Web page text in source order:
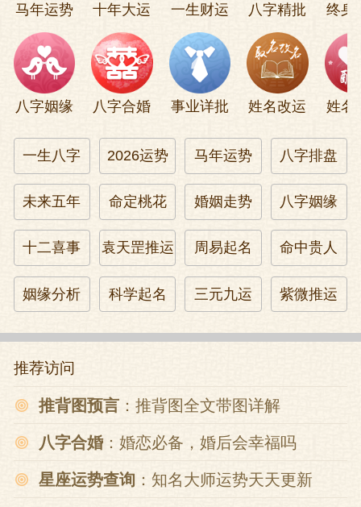
马年运势 十年大运 一生财运 八字精批 终身
八字姻缘 八字合婚 事业详批 姓名改运 姓名
一生八字 2026运势 马年运势 八字排盘
未来五年 命定桃花 婚姻走势 八字姻缘
十二喜事 袁天罡推运 周易起名 命中贵人
姻缘分析 科学起名 三元九运 紫微推运
推荐访问
推背图预言 ：推背图全文带图详解
八字合婚：婚恋必备，婚后会幸福吗
星座运势查询 ：知名大师运势天天更新